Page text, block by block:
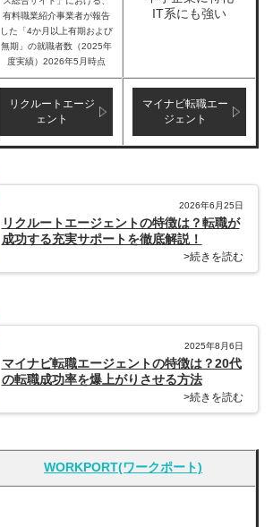
有料職業紹介事業者が報告
した「4か月以上有期および
無期」の就職者数（2025年
度実績）2026年5月時点
IT系にも強い
リクルートエージ
ェント
マイナビ転職エー
ジェント
2026年6月25日
リクルートエージェントの特徴は？転職が
成功する充実サポートを徹底解説！
>続きを読む
2025年8月6日
マイナビ転職エージェントの特徴は？20代
の転職成功率を爆上がりさせる方法
>続きを読む
WORKPORT(ワークポート)